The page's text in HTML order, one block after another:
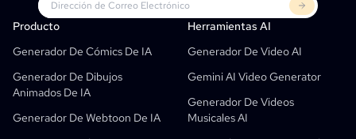
Producto
Generador De Cómics De IA
Generador De Dibujos
Animados De IA
Generador De Webtoon De IA
Herramientas AI
Generador De Video AI
Gemini AI Video Generator
Generador De Videos
Musicales AI
Producto
Generador Gratuito De Tiras Cómicas Con IA
Generador De Libros Infantiles Con IA
Generador De Cómics Ai Gratuito
Estudio De Manga AI
LlamaGen Para
Profesores
Estudiantes
Profesores Y Estudiantes
Educación
SOCIOS
OpenAI
Meta
SHOTDECK
Black Forest Labs
Casos De Uso
APIs De Cómic
Campaña Digital
Marketing De Contenido
Marketing De Producto